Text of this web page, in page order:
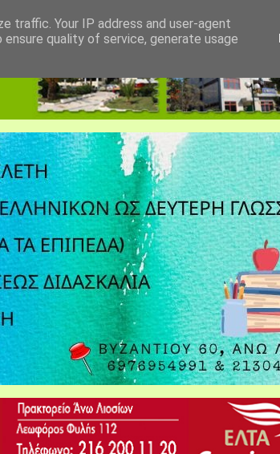
traffic. Your IP address and user-agent
quality of service, generate usage